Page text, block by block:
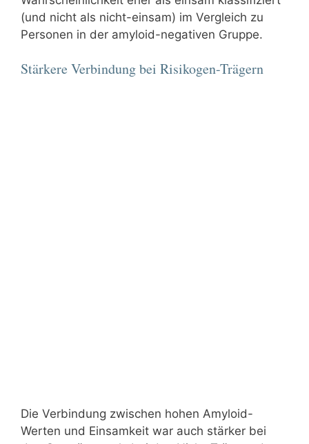
(und nicht als nicht-einsam) im Vergleich zu
Personen in der amyloid-negativen Gruppe.
Stärkere Verbindung bei Risikogen-Trägern
Die Verbindung zwischen hohen Amyloid-
Werten und Einsamkeit war auch stärker bei